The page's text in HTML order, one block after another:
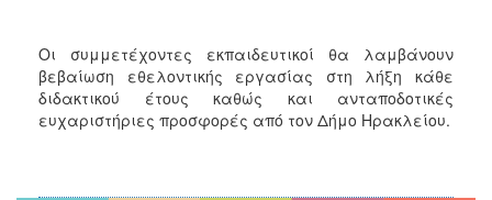
Οι συμμετέχοντες εκπαιδευτικοί θα λαμβάνουν
βεβαίωση εθελοντικής εργασίας στη λήξη κάθε
διδακτικού έτους καθώς και ανταποδοτικές
ευχαριστήριες προσφορές από τον Δήμο Ηρακλείου.